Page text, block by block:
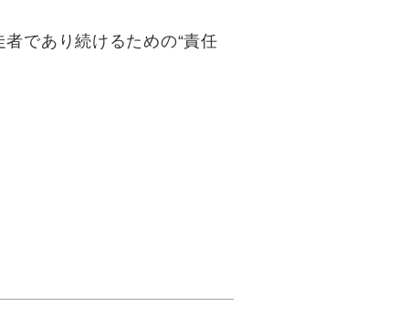
であり続けるための“責任